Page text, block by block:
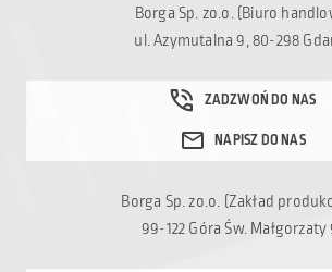
Borga Sp. zo.o. (Biuro
ul. Azymutalna 9, 80-298
Borga Sp. zo.o. (Zakład
99-122 Góra Św. Małgorzaty